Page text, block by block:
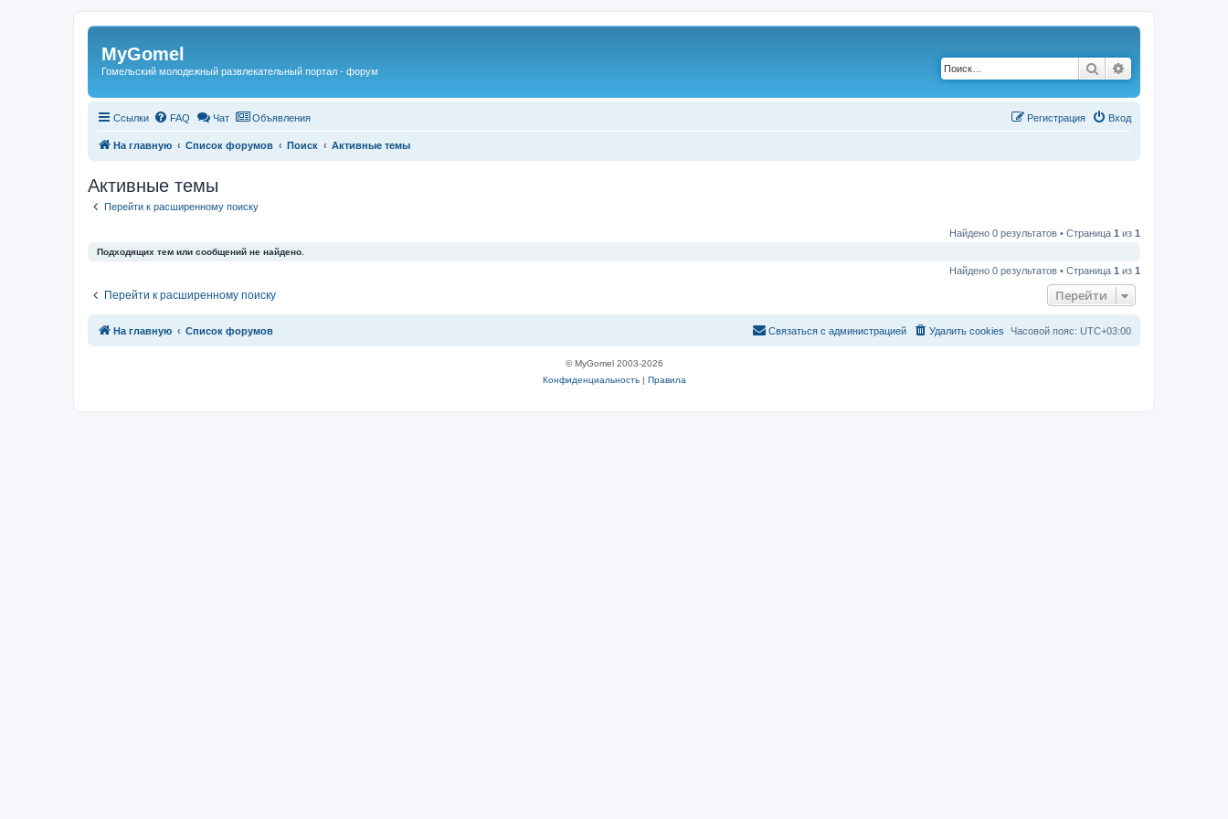
Регистрация
MyGomel
Гомельский молодежный развлекательный портал - форум Поиск
Ссылки FAQ Чат Объявления Вход
Регистрация
На главную Список форумов Поиск Активные темы
Активные темы
Перейти к расширенному поиску
Найдено 0 результатов • Страница 1 из 1
Подходящих тем или сообщений не найдено.
Найдено 0 результатов • Страница 1 из 1
Перейти к расширенному поиску Перейти
На главную Список форумов Часовой пояс: UTC+03:00
Удалить cookies
Связаться с
Связаться с администрацией
© MyGomel 2003-2026
Конфиденциальность| Правила